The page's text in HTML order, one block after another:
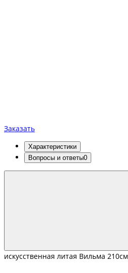
Заказать
Характеристики
Вопросы и ответы0
искусственная литая Вильма 210см